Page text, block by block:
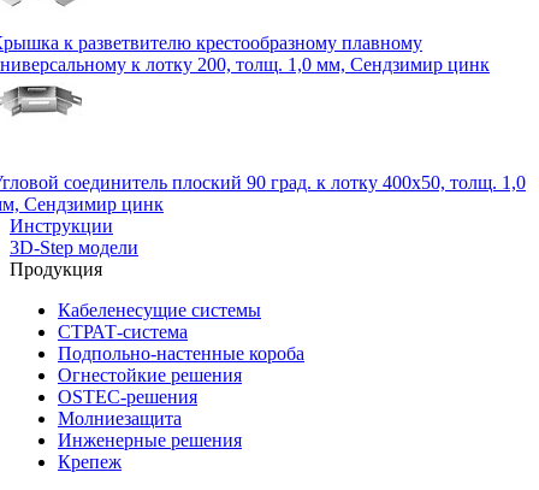
к разветвителю крестообразному плавному
к лотку 200, толщ. 1,0 мм, Сендзимир цинк
соединитель плоский 90 град. к лотку 400х50, толщ. 1,0
Сендзимир цинк
Инструкции
3D-Step модели
Продукция
Кабеленесущие системы
СТРАТ-система
Подпольно-настенные короба
Огнестойкие решения
OSTEC-решения
Молниезащита
Инженерные решения
Крепеж